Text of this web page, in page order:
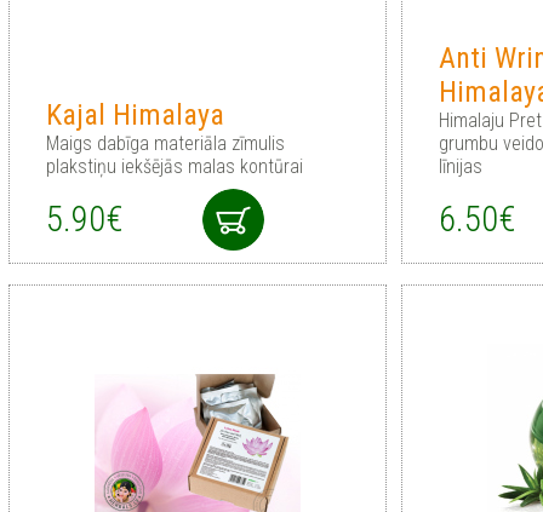
Kajal Himalaya
Maigs dabīga materiāla zīmulis
plakstiņu iekšējās malas kontūrai
5.90€
Anti
Himalaju
grumbu
līnijas
6.50€